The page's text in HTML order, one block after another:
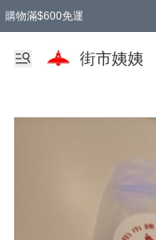
購物滿$600免運
街市姨姨